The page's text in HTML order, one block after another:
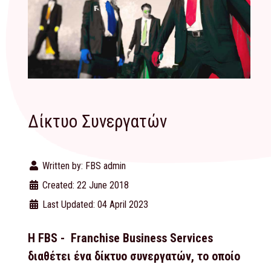
Δίκτυο Συνεργατών
Written by: FBS admin
Created: 22 June 2018
Last Updated: 04 April 2023
Η FBS - Franchise Business Services
διαθέτει ένα δίκτυο συνεργατών, το οποίο